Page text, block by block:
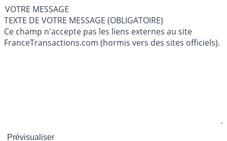
VOTRE MESSAGE
TEXTE DE VOTRE MESSAGE (OBLIGATOIRE)
Ce champ n'accepte pas les liens externes au site
FranceTransactions.com (hormis vers des sites officiels).